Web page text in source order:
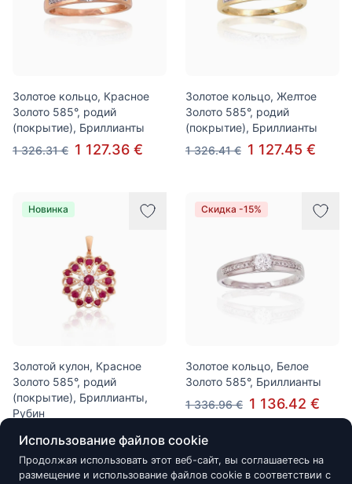
Золотое кольцо, Красное
Золото 585°, родий
(покрытие), Бриллианты
1 326.31 € 1 127.36 €
Золотое кольцо, Желтое
Золото 585°, родий
(покрытие), Бриллианты
1 326.41 € 1 127.45 €
Новинка
Золотой кулон, Красное
Золото 585°, родий
(покрытие), Бриллианты,
Рубин
1 360.78 €
Скидка -15%
Золотое кольцо, Белое
Золото 585°, Бриллианты
1 336.96 € 1 136.42 €
Использование файлов cookie
Продолжая использовать этот веб-сайт, вы соглашаетесь на
размещение и использование файлов cookie в соответствии с